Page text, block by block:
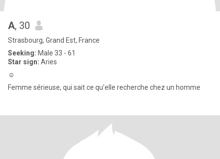
A, 30
Strasbourg, Grand Est, France
Seeking: Male 33 - 61
Star sign: Aries
☺️
Femme sérieuse, qui sait ce qu’elle recherche chez un homme